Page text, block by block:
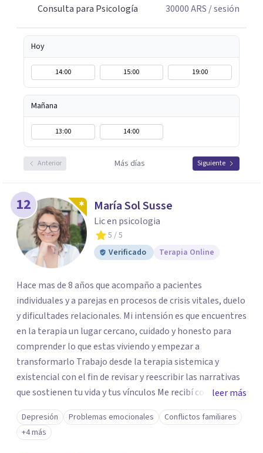
Consulta para Psicología 30000ARS / sesión
Hoy
14:00 15:00 19:00
Mañana
13:00 14:00
Anterior Más días Siguiente
12 María Sol Susse
Lic en psicologia
5 / 5
Verificado
Terapia Online
Hace mas de 8 años que acompaño a pacientes
individuales y a parejas en procesos de crisis vitales, duelo
y dificultades relacionales. Mi intensión es que encuentres
en la terapia un lugar cercano, cuidado y honesto para
comprender lo que estas viviendo y empezar a
transformarlo Trabajo desde la terapia sistemica y
existencial con el fin de revisar y reescribir las narrativas
que sostienen tu vida y tus vínculos Me recibí como lic en
psicología en 2016 (Universidad de Mendoza). Soy
especialista en terapia de pareja (Escuela Sistemica
Argentina), diplomada en psicoterapia integrativa
leer más
Depresión Problemas emocionales
Conflictos familiares
+4 más